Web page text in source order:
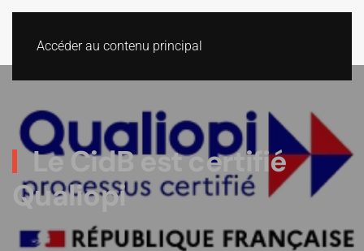
Accéder au contenu principal
Le CidB est certifié
Qualiopi